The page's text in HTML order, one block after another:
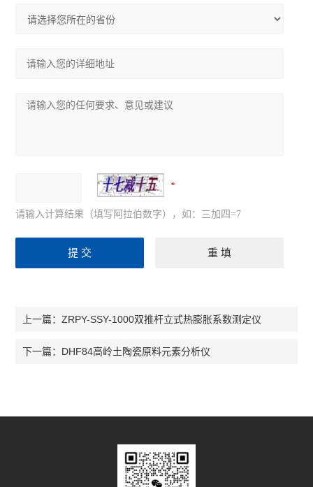
请输入计算结果（填写阿拉伯数字），如：三加四=7
上一篇：ZRPY-SSY-1000双推杆立式热膨胀系数测定仪
下一篇： DHF84高岭土陶瓷原料元素分析仪